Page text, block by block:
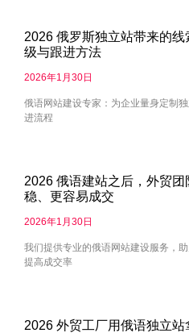
2026 俄罗斯独立站带来的
级与跟进方法
2026年1月30日
俄语网站建设专家：为企业量身定制
进流程
2026 俄语建站之后，外贸
稳、更容易成交
2026年1月30日
我们提供专业的俄语网站建设服务，
提高成交率
2026 外贸工厂用俄语独立